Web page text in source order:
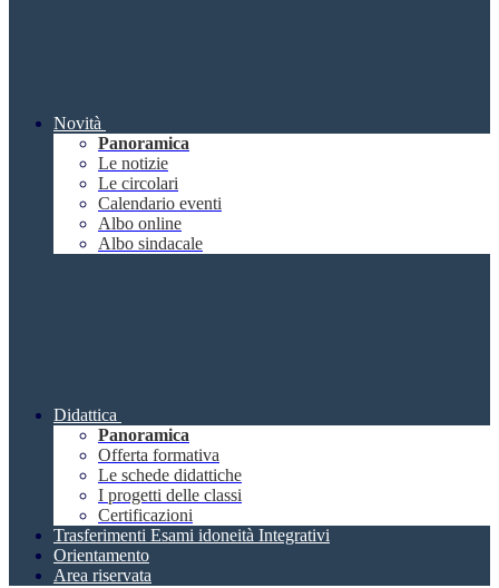
Novità
Panoramica
Le notizie
Le circolari
Calendario eventi
Albo online
Albo sindacale
Didattica
Panoramica
Offerta formativa
Le schede didattiche
I progetti delle classi
Certificazioni
Trasferimenti Esami idoneità Integrativi
Orientamento
Area riservata